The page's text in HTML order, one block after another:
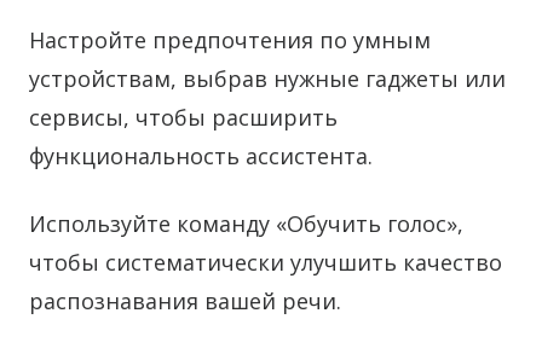
Настройте предпочтения по умным
устройствам, выбрав нужные гаджеты или
сервисы, чтобы расширить
функциональность ассистента.
Используйте команду «Обучить голос»,
чтобы систематически улучшить качество
распознавания вашей речи.